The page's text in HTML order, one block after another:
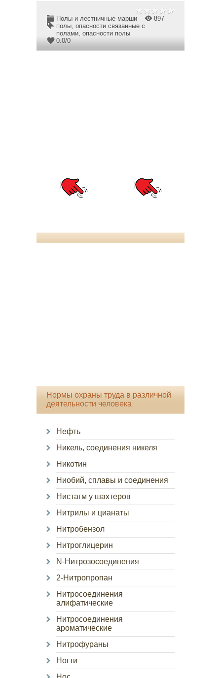
Полы и лестничные марши
897
полы, опасности связанные с
полами, опасности полы
0.0/0
Нормы охраны труда в различной
деятельности человека
Нефть
Никель, соединения никеля
Никотин
Ниобий, сплавы и соединения
Нистагм у шахтеров
Нитрилы и цианаты
Нитробензол
Нитроглицерин
N-Нитрозосоединения
2-Нитропропан
Нитросоединения
алифатические
Нитросоединения
ароматические
Нитрофураны
Ногти